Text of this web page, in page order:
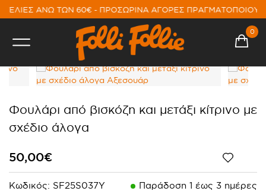
ΑΝΩ ΤΩΝ 60€ - ΠΡΟΣΩΡΙΝΑ ΑΓΟΡΕΣ
0
Φουλάρι από βισκόζη και μετάξι κίτρινο με
σχέδιο άλογα
50,00€
Κωδικός: SF25S037Y Παράδoση 1 έως 3 ημέρες